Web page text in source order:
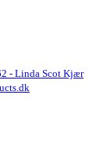
- Linda Scot Kjær